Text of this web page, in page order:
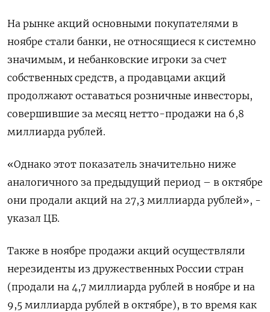
На рынке акций основными покупателями в
ноябре стали банки, не относящиеся к системно
значимым, и небанковские игроки за счет
собственных средств, а продавцами акций
продолжают оставаться розничные инвесторы,
совершившие за месяц нетто-продажи на 6,8
миллиарда рублей.
«Однако этот показатель значительно ниже
аналогичного за предыдущий период – в октябре
они продали акций на 27,3 миллиарда рублей», -
указал ЦБ.
Также в ноябре продажи акций осуществляли
нерезиденты из дружественных России стран
(продали на 4,7 миллиарда рублей в ноябре и на
9,5 миллиарда рублей в октябре), в то время как